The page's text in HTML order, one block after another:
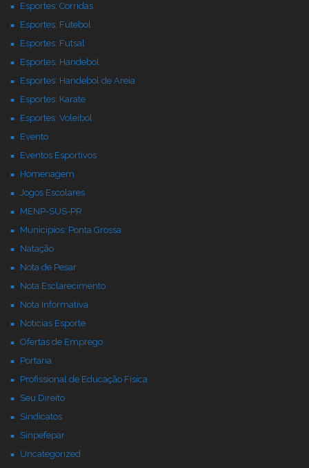
Esportes: Corridas
Esportes: Futebol
Esportes: Futsal
Esportes: Handebol
Esportes: Handebol de Areia
Esportes: Karate
Esportes: Voleibol
Evento
Eventos Esportivos
Homenagem
Jogos Escolares
MENP-SUS-PR
Municipios: Ponta Grossa
Natação
Nota de Pesar
Nota Esclarecimento
Nota Informativa
Noticias Esporte
Ofertas de Emprego
Portaria
Profissional de Educação Física
Seu Direito
Sindicatos
Sinpefepar
Uncategorized